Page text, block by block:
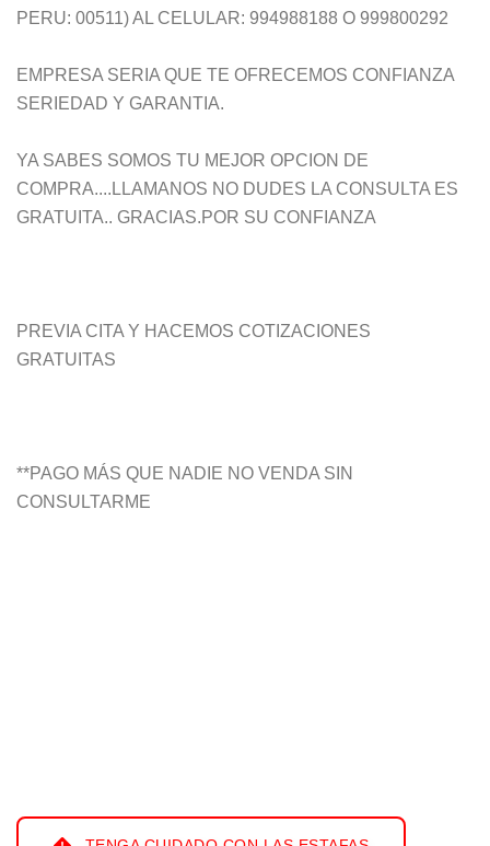
PERU: 00511) AL CELULAR: 994988188 O 999800292
EMPRESA SERIA QUE TE OFRECEMOS CONFIANZA
SERIEDAD Y GARANTIA.
YA SABES SOMOS TU MEJOR OPCION DE
COMPRA....LLAMANOS NO DUDES LA CONSULTA ES
GRATUITA.. GRACIAS.POR SU CONFIANZA
PREVIA CITA Y HACEMOS COTIZACIONES
GRATUITAS
**PAGO MÁS QUE NADIE NO VENDA SIN
CONSULTARME